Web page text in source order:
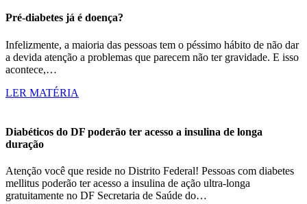
Pré-diabetes já é doença?
Infelizmente, a maioria das pessoas tem o péssimo hábito de não dar
a devida atenção a problemas que parecem não ter gravidade. E isso
acontece,…
LER MATÉRIA
Diabéticos do DF poderão ter acesso a insulina de longa
duração
Atenção você que reside no Distrito Federal! Pessoas com diabetes
mellitus poderão ter acesso a insulina de ação ultra-longa
gratuitamente no DF Secretaria de Saúde do…